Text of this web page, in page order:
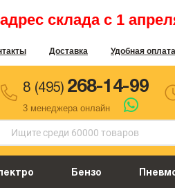
склада с 1
Доставка Удобная оплата
8 (495) 268-14-99
3 менеджера онлайн
Бензо